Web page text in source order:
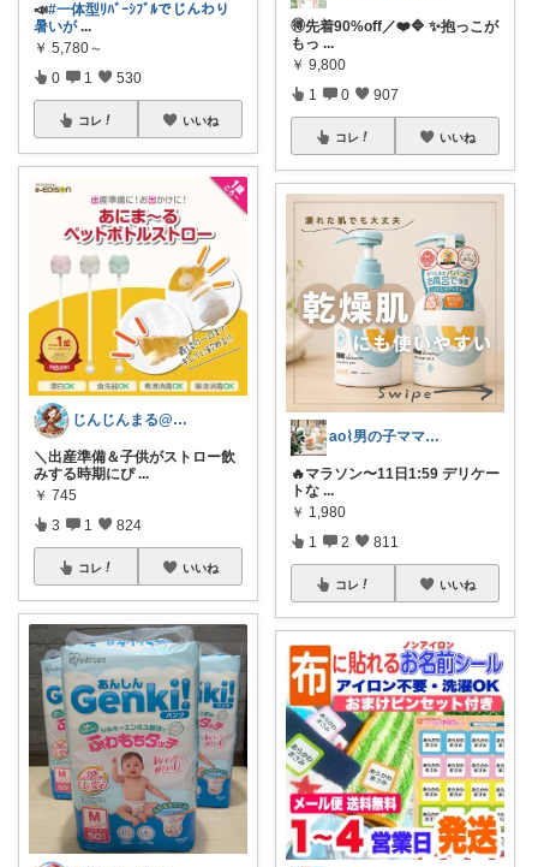
📣#一体型ﾘﾊﾞｰｼﾌﾞﾙでじんわり
暑いが ...
￥ 5,780～
0 1 530
コレ いいね
じんじんまる@2歳児ママ
＼出産準備＆子供がストロー飲
みする時期にぴ ...
￥ 745
3 1 824
コレ いいね
🉐先着90%off／❤️🔷 ✨抱っこが
もっ ...
￥ 9,800
1 0 907
コレ いいね
ao⌇男の子ママの暮らし
🔥マラソン〜11日1:59 デリケー
トな ...
￥ 1,980
1 2 811
コレ いいね